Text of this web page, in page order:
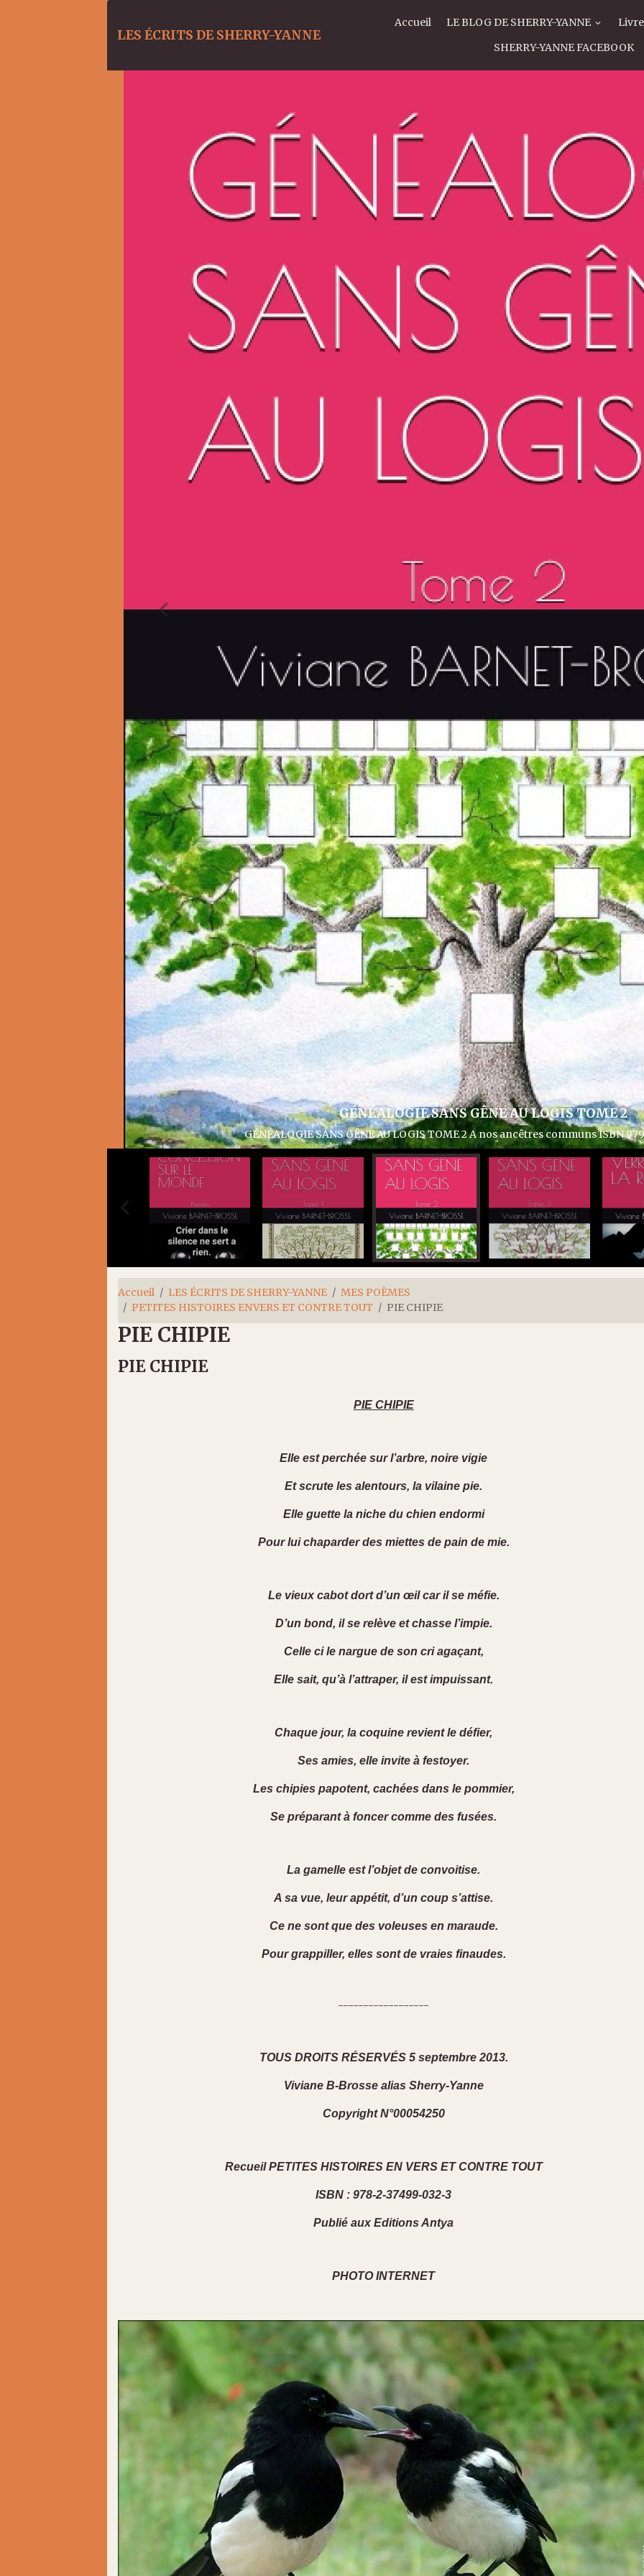
LES ÉCRITS DE SHERRY-YANNE
Accueil LE BLOG DE SHERRY-YANNE
SHERRY-YANNE FACEBOOK
AU LOGIS TOME 2
ancêtres communs ISBN 979-8-37848-207-8 GÉNÉALOGIE SANS GÊNE
Accueil LES ÉCRITS DE SHERRY-YANNE
MES POÈMES
PETITES HISTOIRES ENVERS ET CONTRE TOUT
PIE CHIPIE
PIE CHIPIE
PIE CHIPIE
PIE CHIPIE
Elle est perchée sur l’arbre, noire vigie
Et scrute les alentours, la vilaine pie.
Elle guette la niche du chien endormi
Pour lui chaparder des miettes de pain de mie.
Le vieux cabot dort d’un œil car il se méfie.
D’un bond, il se relève et chasse l’impie.
Celle ci le nargue de son cri agaçant,
Elle sait, qu’à l’attraper, il est impuissant.
Chaque jour, la coquine revient le défier,
Ses amies, elle invite à festoyer.
Les chipies papotent, cachées dans le pommier,
Se préparant à foncer comme des fusées.
La gamelle est l’objet de convoitise.
A sa vue, leur appétit, d’un coup s’attise.
Ce ne sont que des voleuses en maraude.
Pour grappiller, elles sont de vraies finaudes.
------------------
TOUS DROITS RÉSERVÉS 5 septembre 2013.
Viviane B-Brosse alias Sherry-Yanne
Copyright N°00054250
Recueil PETITES HISTOIRES EN VERS ET CONTRE TOUT
ISBN : 978-2-37499-032-3
Publié aux Editions Antya
PHOTO INTERNET